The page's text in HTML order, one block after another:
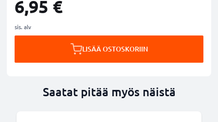
6,95 €
sis. alv
LISÄÄ OSTOSKORIIN
Saatat pitää myös näistä